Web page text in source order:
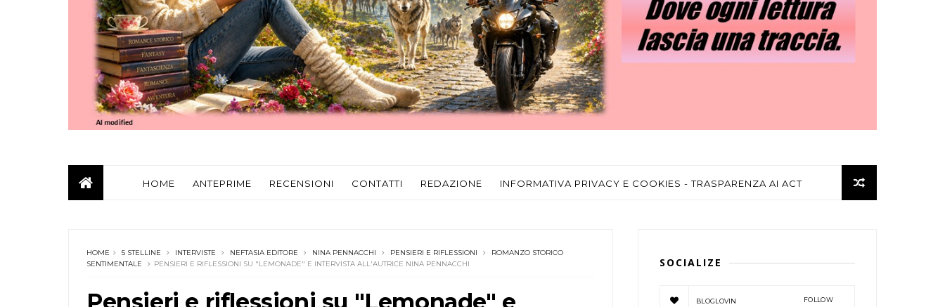
HOME ANTEPRIME RECENSIONI CONTATTI REDAZIONE INFORMATIVA PRIVACY E COOKIES - TRASPARENZA AI ACT
HOME 5 STELLINE INTERVISTE NEFTASIA EDITORE NINA PENNACCHI PENSIERI E RIFLESSIONI
ROMANZO STORICO
SENTIMENTALE
PENSIERI E RIFLESSIONI SU "LEMONADE" E INTERVISTA ALL'AUTRICE NINA PENNACCHI SOCIALIZE
BLOGLOVIN FOLLOW